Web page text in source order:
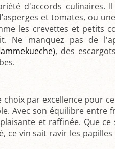
d'accords culinaires.
et tomates, ou
les crevettes et petits
Ne manquez pas de
, des
choix par excellence pour
Avec son équilibre entre
et raffinée. Que
ce vin sait ravir les